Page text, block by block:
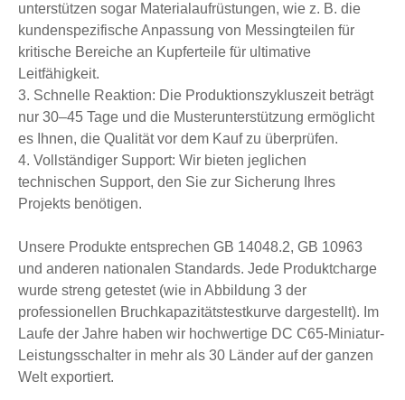
unterstützen sogar Materialaufrüstungen, wie z. B. die
kundenspezifische Anpassung von Messingteilen für
kritische Bereiche an Kupferteile für ultimative
Leitfähigkeit.
3. Schnelle Reaktion: Die Produktionszykluszeit beträgt
nur 30–45 Tage und die Musterunterstützung ermöglicht
es Ihnen, die Qualität vor dem Kauf zu überprüfen.
4. Vollständiger Support: Wir bieten jeglichen
technischen Support, den Sie zur Sicherung Ihres
Projekts benötigen.
Unsere Produkte entsprechen GB 14048.2, GB 10963
und anderen nationalen Standards. Jede Produktcharge
wurde streng getestet (wie in Abbildung 3 der
professionellen Bruchkapazitätstestkurve dargestellt). Im
Laufe der Jahre haben wir hochwertige DC C65-Miniatur-
Leistungsschalter in mehr als 30 Länder auf der ganzen
Welt exportiert.